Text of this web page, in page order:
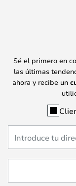
Sé el primero en
las últimas
ahora y recibe un